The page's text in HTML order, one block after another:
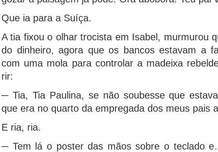
Que ia para a Suíça.
A tia fixou o olhar trocista em Isabel, murmurou
do dinheiro, agora que os bancos estavam a
com uma mola para controlar a madeixa
rir:
─ Tia, Tia Paulina, se não soubesse que
que era no quarto da empregada dos meus pais
E ria, ria.
─ Tem lá o poster das mãos sobre o teclado